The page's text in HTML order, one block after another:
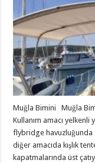
Muğla Bimini Muğla
Kullanım amacı
flybridge havuzluğunda
diğer amacıda kışlık
kapatmalarında üst